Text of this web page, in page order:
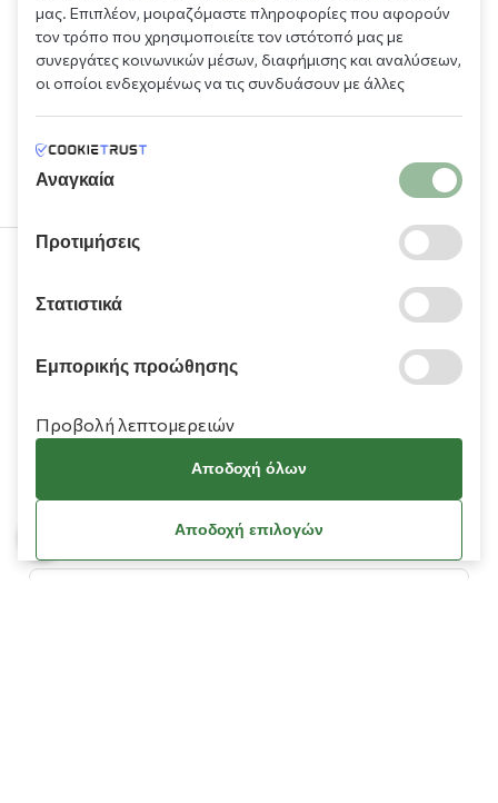
210 9709 100
Χρειάζεστε βοήθεια;
μας. Επιπλέον, μοιραζόμαστε πληροφορίες που αφορούν
τον τρόπο που χρησιμοποιείτε τον ιστότοπό μας με
συνεργάτες κοινωνικών μέσων, διαφήμισης και αναλύσεων,
οι οποίοι ενδεχομένως να τις συνδυάσουν με άλλες
υπηρεσιών τους.
Αναγκαία
Προτιμήσεις
Στατιστικά
Εμπορικής προώθησης
Προβολή λεπτομερειών
Αποδοχή όλων
Αποδοχή επιλογών